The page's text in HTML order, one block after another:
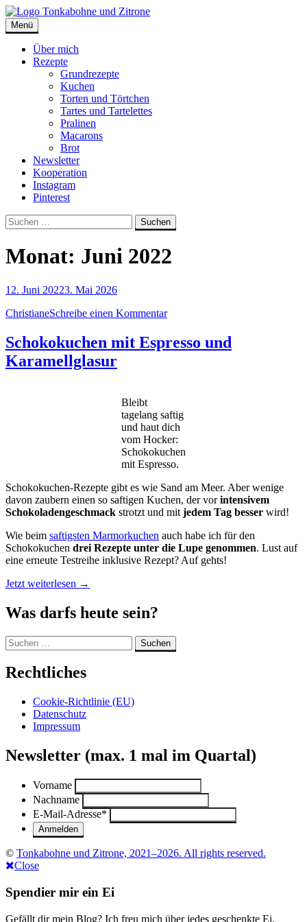
Skip
to
content
Tonkabohne und Zitrone | Backblog
Backblog
Menü
Über mich
Rezepte
Grundrezepte
Kuchen
Torten und Törtchen
Tartes und Tartelettes
Pralinen
Macarons
Brot
Newsletter
Kooperation
Instagram
Pinterest
Suche
Suchen
nach:
Monat: Juni 2022
12. Juni 20223. Mai 2026
ChristianeSchreibe einen Kommentar
Schokokuchen mit Espresso und
Karamellglasur
Bleibt
tagelang saftig
und haut dich
vom Hocker:
Schokokuchen
mit Espresso.
Schokokuchen-Rezepte gibt es wie Sand am Meer. Aber wenige
davon zaubern einen so saftigen Kuchen, der vorintensivem
Schokoladengeschmack strotzt und mit jedem Tag besser wird!
Wie beim saftigsten Marmorkuchen auch habe ich für den
Schokokuchen drei Rezepte unter die Lupe genommen. Lust auf
eine erneute Testreihe inklusive Rezept? Auf gehts!
Jetzt weiterlesen „Schokokuchen
Espresso
und
→
Was darfs heute sein?
Suchen
nach:
Rechtliches
Cookie-Richtlinie (EU)
Datenschutz
Impressum
Newsletter (max. 1 mal im Quartal)
Vorname
Nachname
E-Mail-Adresse*
© Tonkabohne und Zitrone, 2021–2026. All rights reserved.
Close
Spendier mir ein Ei
Gefällt dir mein Blog? Ich freu mich über jedes geschenkte Ei.